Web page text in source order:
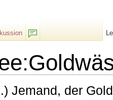
.) Jemand, der